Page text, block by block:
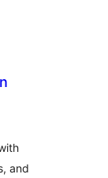
and